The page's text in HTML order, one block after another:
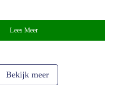
Lees Meer
Bekijk meer